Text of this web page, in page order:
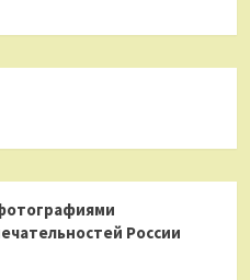
России